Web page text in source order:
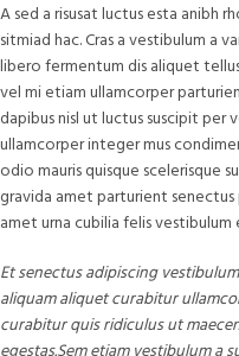
A sed a risusat luctus esta anibh
sitmiad hac. Cras a vestibulum a
libero fermentum dis aliquet
vel mi etiam ullamcorper
dapibus nisl ut luctus suscipit
ullamcorper integer mus
odio mauris quisque scelerisque
gravida amet parturient
amet urna cubilia felis vestibulum
Et senectus adipiscing
aliquam aliquet curabitur
curabitur quis ridiculus ut